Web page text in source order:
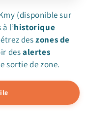
(disponible sur
l’historique
deszones de
desalertes
sortie de zone.